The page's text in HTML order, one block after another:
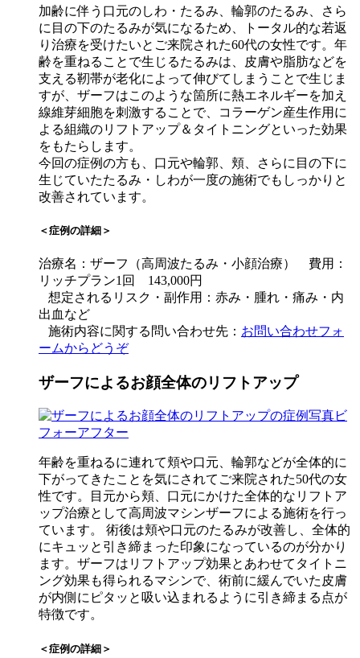
加齢に伴う口元のしわ・たるみ、輪郭のたるみ、さら
に目の下のたるみが気になるため、トータル的な若返
り治療を受けたいとご来院された60代の女性です。年
齢を重ねることで生じるたるみは、皮膚や脂肪などを
支える靭帯が老化によって伸びてしまうことで生じま
すが、ザーフはこのような箇所に熱エネルギーを加え
線維芽細胞を刺激することで、コラーゲン産生作用に
よる組織のリフトアップ＆タイトニングといった効果
をもたらします。
今回の症例の方も、口元や輪郭、頬、さらに目の下に
生じていたたるみ・しわが一度の施術でもしっかりと
改善されています。
＜症例の詳細＞
治療名：ザーフ（高周波たるみ・小顔治療） 費用：
リッチプラン1回 143,000円
想定されるリスク・副作用：赤み・腫れ・痛み・内
出血など
施術内容に関する問い合わせ先： お問い合わせフォ
ームからどうぞ
ザーフによるお顔全体のリフトアップ
年齢を重ねるに連れて頬や口元、輪郭などが全体的に
下がってきたことを気にされてご来院された50代の女
性です。目元から頬、口元にかけた全体的なリフトア
ップ治療として高周波マシンザーフによる施術を行っ
ています。 術後は頬や口元のたるみが改善し、全体的
にキュッと引き締まった印象になっているのが分かり
ます。ザーフはリフトアップ効果とあわせてタイトニ
ング効果も得られるマシンで、術前に緩んでいた皮膚
が内側にピタッと吸い込まれるように引き締まる点が
特徴です。
＜症例の詳細＞